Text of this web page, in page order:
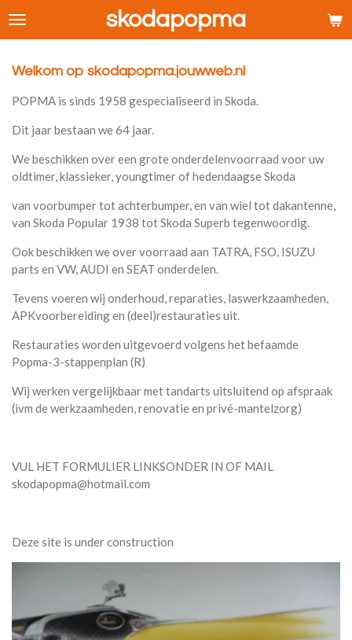
Ga
de
skodapopma
Welkom op skodapopma.jouwweb.nl
POPMA is sinds 1958 gespecialiseerd in Skoda.
Dit jaar bestaan we 64 jaar.
We beschikken over een grote onderdelenvoorraad voor uw
oldtimer, klassieker, youngtimer of hedendaagse Skoda
van voorbumper tot achterbumper, en van wiel tot dakantenne,
van Skoda Popular 1938 tot Skoda Superb tegenwoordig.
Ook beschikken we over voorraad aan TATRA, FSO, ISUZU
parts en VW, AUDI en SEAT onderdelen.
Tevens voeren wij onderhoud, reparaties, laswerkzaamheden,
APKvoorbereiding en (deel)restauraties uit.
Restauraties worden uitgevoerd volgens het befaamde
Popma-3-stappenplan (R)
Wij werken vergelijkbaar met tandarts uitsluitend op afspraak
(ivm de werkzaamheden, renovatie en privé-mantelzorg)
VUL HET FORMULIER LINKSONDER IN OF MAIL
skodapopma@hotmail.com
Deze site is under construction